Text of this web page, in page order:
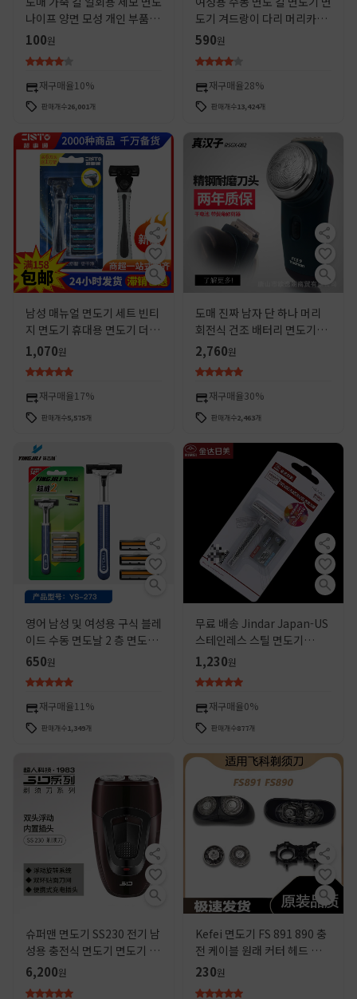
나이프 양면 모성 개인 부품 긁
힘 방지 여성 가구
100원
재구매율 10%
판매개수26,001개
도기 겨드랑이 다리 머리카락
음모 제모 칼 6 레이어 블레이
590원
재구매율28%
판매개수13,424개
남성 매뉴얼 면도기 세트 빈티
지 면도기 휴대용 면도기 더블
블레이드 면도기 도매
1,070원
재구매율 17%
판매개수5,575개
도매 진짜 남자 단 하나 머리
회전식 건조 배터리 면도기
RSGX-082 사용 2 5 건전지
2,760원
재구매율30%
판매개수2,463개
영어 남성 및 여성용 구식 블레
이드 수동 면도날 2 층 면도날
눈썹 트리밍 면도 나이프
650원
재구매율11%
판매개수1,349개
무료 배송 Jindar Japan-US
스테인레스 스틸 면도기
A2025 블레이드 홀더의 구식
수동 면도날
1,230원
재구매율0%
판매개수877개
슈퍼맨 면도기 SS230 전기 남
성용 충전식 면도기 면도기 면
도기 빨 면도기
6,200원
Kefei 면도기 FS 891 890 충
전 케이블 원래 커터 헤드 액세
서리 블레이드 공간 작은 UFO
230원